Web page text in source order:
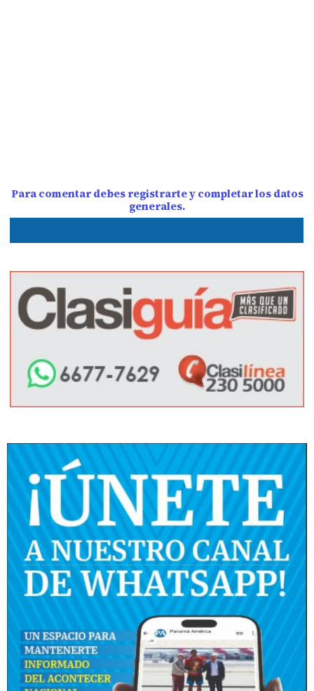
Para comentar debes registrarte y completar los datos
generales.